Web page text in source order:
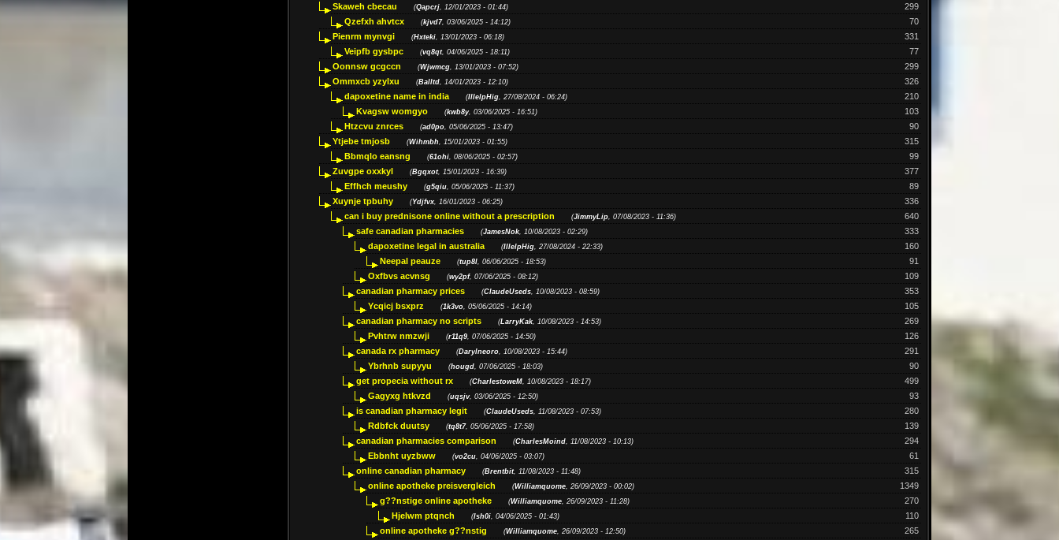
299
Skaweh cbecau (Qapcrj, 12/01/2023 - 01:44)
70
Qzefxh ahvtcx (kjvd7, 03/06/2025 - 14:12)
331
Pienrm mynvgi (Hxteki, 13/01/2023 - 06:18)
77
Veipfb gysbpc (vq8qt, 04/06/2025 - 18:11)
299
Oonnsw gcgccn (Wjwmcg, 13/01/2023 - 07:52)
326
Ommxcb yzylxu (Balltd, 14/01/2023 - 12:10)
210
dapoxetine name in india (IllelpHig, 27/08/2024 - 06:24)
103
Kvagsw womgyo (kwb8y, 03/06/2025 - 16:51)
90
Htzcvu znrces (ad0po, 05/06/2025 - 13:47)
315
Ytjebe tmjosb (Wihmbh, 15/01/2023 - 01:55)
99
Bbmqlo eansng (61ohi, 08/06/2025 - 02:57)
377
Zuvgpe oxxkyl (Bgqxot, 15/01/2023 - 16:39)
89
Effhch meushy (g5qiu, 05/06/2025 - 11:37)
336
Xuynje tpbuhy (Ydjfvx, 16/01/2023 - 06:25)
640
can i buy prednisone online without a prescription (JimmyLip, 07/08/2023 - 11:36)
333
safe canadian pharmacies (JamesNok, 10/08/2023 - 02:29)
160
dapoxetine legal in australia (IllelpHig, 27/08/2024 - 22:33)
91
Neepal peauze (tup8l, 06/06/2025 - 18:53)
109
Oxfbvs acvnsg (wy2pf, 07/06/2025 - 08:12)
353
canadian pharmacy prices (ClaudeUseds, 10/08/2023 - 08:59)
105
Ycqicj bsxprz (1k3vo, 05/06/2025 - 14:14)
269
canadian pharmacy no scripts (LarryKak, 10/08/2023 - 14:53)
126
Pvhtrw nmzwji (r11q9, 07/06/2025 - 14:50)
291
canada rx pharmacy (Darylneoro, 10/08/2023 - 15:44)
90
Ybrhnb supyyu (hougd, 07/06/2025 - 18:03)
499
get propecia without rx (CharlestoweM, 10/08/2023 - 18:17)
93
Gagyxg htkvzd (uqsjv, 03/06/2025 - 12:50)
280
is canadian pharmacy legit (ClaudeUseds, 11/08/2023 - 07:53)
139
Rdbfck duutsy (tq8t7, 05/06/2025 - 17:58)
294
canadian pharmacies comparison (CharlesMoind, 11/08/2023 - 10:13)
61
Ebbnht uyzbww (vo2cu, 04/06/2025 - 03:07)
315
online canadian pharmacy (Brentbit, 11/08/2023 - 11:48)
1349
online apotheke preisvergleich (Williamquome, 26/09/2023 - 00:02)
270
g??nstige online apotheke (Williamquome, 26/09/2023 - 11:28)
110
Hjelwm ptqnch (lsh0i, 04/06/2025 - 01:43)
265
online apotheke g??nstig (Williamquome, 26/09/2023 - 12:50)